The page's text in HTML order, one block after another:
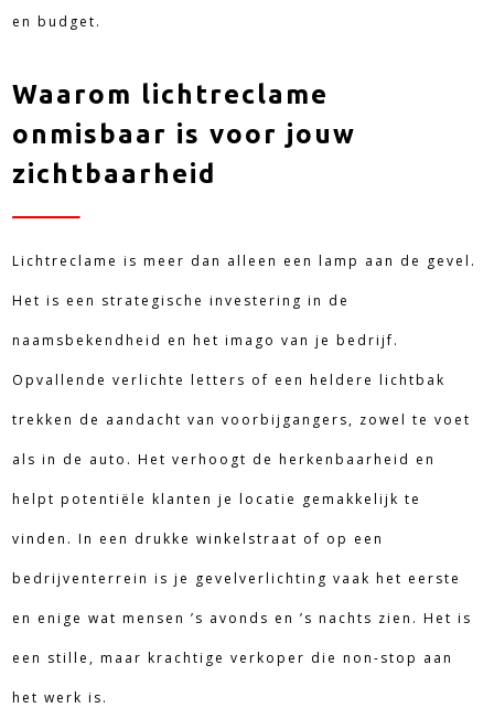
en budget.
Waarom lichtreclame
onmisbaar is voor jouw
zichtbaarheid
Lichtreclame is meer dan alleen een lamp aan de gevel.
Het is een strategische investering in de
naamsbekendheid en het imago van je bedrijf.
Opvallende verlichte letters of een heldere lichtbak
trekken de aandacht van voorbijgangers, zowel te voet
als in de auto. Het verhoogt de herkenbaarheid en
helpt potentiële klanten je locatie gemakkelijk te
vinden. In een drukke winkelstraat of op een
bedrijventerrein is je gevelverlichting vaak het eerste
en enige wat mensen ’s avonds en ’s nachts zien. Het is
een stille, maar krachtige verkoper die non-stop aan
het werk is.